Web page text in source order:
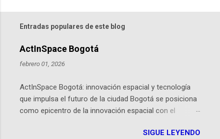
Entradas populares de este blog
ActInSpace Bogotá
febrero 01, 2026
ActInSpace Bogotá: innovación espacial y tecnología
que impulsa el futuro de la ciudad Bogotá se posiciona
como epicentro de la innovación espacial con el
hackathon global que convierte tecnologías de la
SIGUE LEYENDO